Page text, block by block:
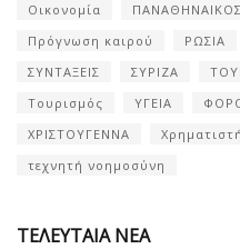
Οικονομία
ΠΑΝΑΘΗΝΑΙΚΟΣ
Πρόγνωση καιρού
ΡΩΣΙΑ
ΣΥΝΤΑΞΕΙΣ
ΣΥΡΙΖΑ
Τουρισμός
ΥΓΕΙΑ
ΧΡΙΣΤΟΥΓΕΝΝΑ
τεχνητή νοημοσύνη
ΤΕΛΕΥΤΑΙΑ ΝΕΑ